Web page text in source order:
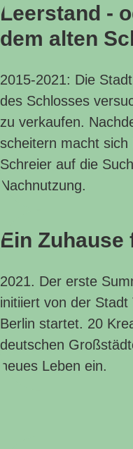
Leerstand -
dem alten
2015-2021: Die
des Schlosses
zu verkaufen.
scheitern macht
Schreier auf die
Nachnutzung.
Ein Zuhause
2021. Der erste
initiiert von der Stadt
Berlin startet. 20
deutschen
neues Leben ein.